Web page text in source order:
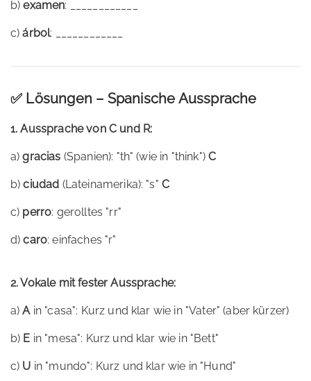
b)examen: ____________
c)árbol: ____________
✅ Lösungen – Spanische Aussprache
1. Aussprache von C und R:
a)gracias (Spanien): "th" (wie in "think")C
b)ciudad (Lateinamerika): "s" C
c) perro: gerolltes "rr"
d)caro: einfaches "r"
2. Vokale mit fester Aussprache:
a)A in "casa": Kurz und klar wie in "Vater" (aber kürzer)
b) E in "mesa": Kurz und klar wie in "Bett"
c) U in "mundo": Kurz und klar wie in "Hund"